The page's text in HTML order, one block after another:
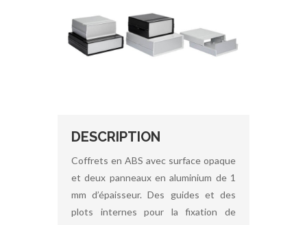
DESCRIPTION
Coffrets en ABS avec surface opaque
et deux panneaux en aluminium de 1
mm d’épaisseur. Des guides et des
plots internes pour la fixation de